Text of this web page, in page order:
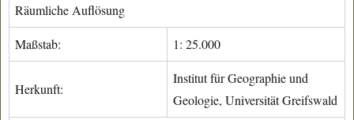
Räumliche Auflösung
Maßstab: 1: 25.000
Herkunft:
Institut für Geographie und
Geologie, Universität Greifswald